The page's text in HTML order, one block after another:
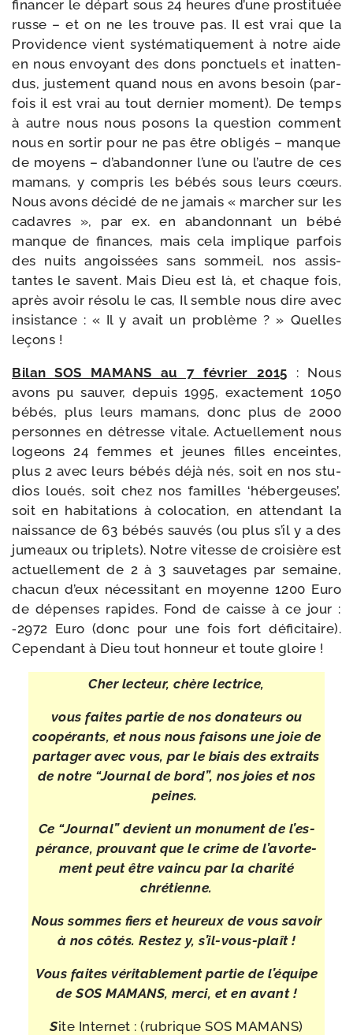
finan­cer le départ sous 24 heures d’une pros­ti­tuée
russe – et on ne les trouve pas. Il est vrai que la
Providence vient sys­té­ma­ti­que­ment à notre aide
en nous envoyant des dons ponc­tuels et inat­ten­
dus, jus­te­ment quand nous en avons besoin (par­
fois il est vrai au tout der­nier moment). De temps
à autre nous nous posons la ques­tion com­ment
nous en sor­tir pour ne pas être obli­gés – manque
de moyens – d’abandonner l’une ou l’autre de ces
mamans, y com­pris les bébés sous leurs cœurs.
Nous avons déci­dé de ne jamais « mar­cher sur les
cadavres », par ex. en aban­don­nant un bébé
manque de finances, mais cela implique par­fois
des nuits angois­sées sans som­meil, nos assis­
tantes le savent. Mais Dieu est là, et chaque fois,
après avoir réso­lu le cas, Il semble nous dire avec
insis­tance : « Il y avait un pro­blème ? » Quelles
leçons !
Bilan SOS MAMANS au 7 février 2015 : Nous
avons pu sau­ver, depuis 1995, exac­te­ment 1050
bébés, plus leurs mamans, donc plus de 2000
per­sonnes en détresse vitale. Actuellement nous
logeons 24 femmes et jeunes filles enceintes,
plus 2 avec leurs bébés déjà nés, soit en nos stu­
dios loués, soit chez nos familles ‘héber­geuses’,
soit en habi­ta­tions à colo­ca­tion, en atten­dant la
nais­sance de 63 bébés sau­vés (ou plus s’il y a des
jumeaux ou tri­plets). Notre vitesse de croi­sière est
actuel­le­ment de 2 à 3 sau­ve­tages par semaine,
cha­cun d’eux néces­si­tant en moyenne 1200 Euro
de dépenses rapides. Fond de caisse à ce jour :
‑2972 Euro (donc pour une fois fort défi­ci­taire).
Cependant à Dieu tout hon­neur et toute gloire !
Cher lec­teur, chère lectrice,
vous faites par­tie de nos dona­teurs ou
coopé­rants, et nous nous fai­sons une joie de
par­ta­ger avec vous, par le biais des extraits
de notre “Journal de bord”, nos joies et nos
peines.
Ce “Journal” devient un monu­ment de l’es­
pé­rance, prou­vant que le crime de l’a­vor­te­
ment peut être vain­cu par la cha­ri­té
chrétienne.
Nous sommes fiers et heu­reux de vous savoir
à nos côtés. Restez y, s’il-​vous-​plaît !
Vous faites véri­ta­ble­ment par­tie de l’é­quipe
de SOS MAMANS, mer­ci, et en avant !
Site Internet : (rubrique SOS MAMANS)